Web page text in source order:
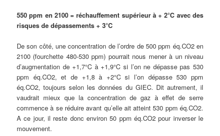
550 ppm en 2100 = réchauffement supérieur à + 2°C avec des
risques de dépassements + 3°C
De son côté, une concentration de l’ordre de 500 ppm éq.CO2 en
2100 (fourchette 480-530 ppm) pourrait nous mener à un niveau
d’augmentation de +1,7°C à +1,9°C si l’on ne dépasse pas 530
ppm éq.CO2, et de +1,8 à +2°C si l’on dépasse 530 ppm
éq.CO2, toujours selon les données du GIEC. Dit autrement, il
vaudrait mieux que la concentration de gaz à effet de serre
commence à se réduire avant qu’elle ait atteint 530 ppm éq.CO2.
A ce jour, il reste donc environ 50 ppm éq.CO2 pour inverser le
mouvement.